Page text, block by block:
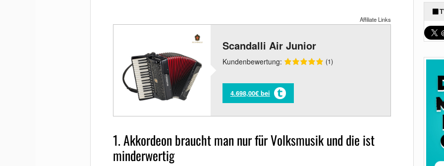
Affiliate Links
Scandalli Air Junior
Kundenbewertung: (1)
4.698,00€ bei
1. Akkordeon braucht man nur für Volksmusik und die ist
minderwertig